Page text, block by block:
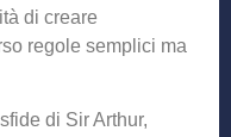
di creare
regole semplici ma
di Sir Arthur,